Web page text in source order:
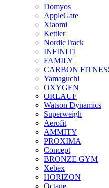
Domyos
AppleGate
Xiaomi
Kettler
NordicTrack
INFINITI
FAMILY
CARBON
Yamaguchi
OXYGEN
ORLAUF
Watson Dynamics
Superweigh
Aerofit
AMMITY
PROXIMA
Concept
BRONZE GYM
Xebex
HORIZON
Octane